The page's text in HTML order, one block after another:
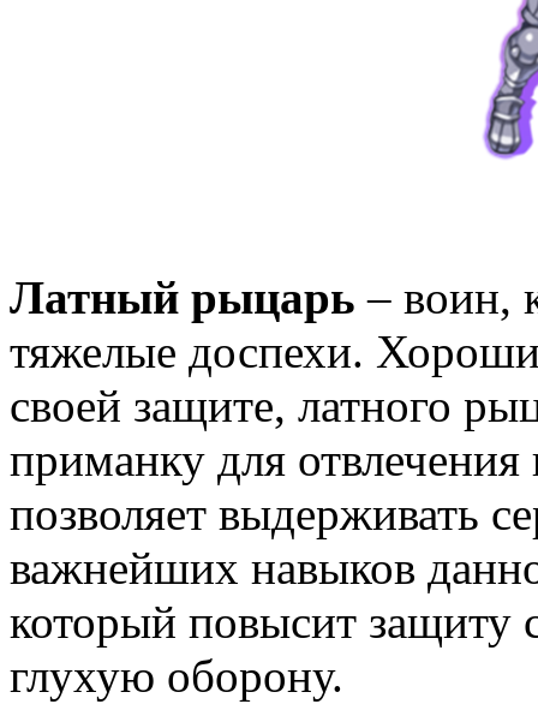
Латный рыцарь – воин,
тяжелые доспехи.
своей защите, латного
приманку для
позволяет выдерживать
важнейших навыков
который повысит защиту
глухую оборону.